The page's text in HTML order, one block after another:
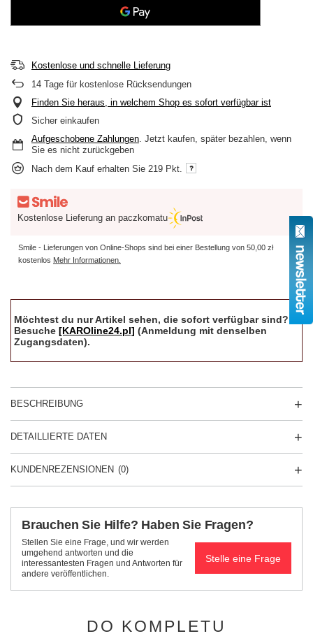
Kostenlose und schnelle Lieferung
14 Tage für kostenlose Rücksendungen
Finden Sie heraus, in welchem Shop es sofort verfügbar ist
Sicher einkaufen
Aufgeschobene Zahlungen. Jetzt kaufen, später bezahlen, wenn
Sie es nicht zurückgeben
Nach dem Kauf erhalten Sie 219 Pkt.
Kostenlose Lieferung an paczkomatu
Smile - Lieferungen von Online-Shops sind bei einer Bestellung von 50,00 zł
kostenlos Mehr Informationen.
Möchtest du nur Artikel sehen, die sofort verfügbar sind?
Besuche [KAROline24.pl] (Anmeldung mit denselben
Zugangsdaten).
BESCHREIBUNG
DETAILLIERTE DATEN
KUNDENREZENSIONEN (0)
Brauchen Sie Hilfe? Haben Sie Fragen?
Stellen Sie eine Frage, und wir werden
umgehend antworten und die
interessantesten Fragen und Antworten für
andere veröffentlichen.
Stelle eine Frage
DO KOMPLETU